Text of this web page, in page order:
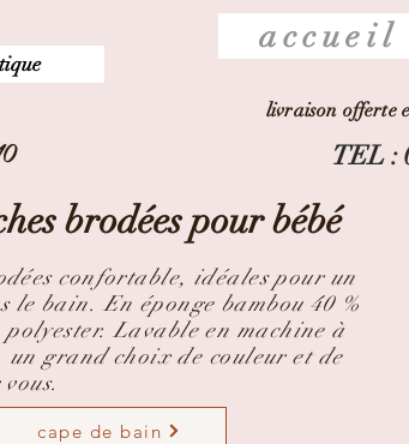
accueil
livraison offerte
TEL :
brodées pour bébé
confortable, idéales pour un
le bain. En éponge bambou 40 %
polyester. Lavable en machine à
grand choix de couleur et de
cape de bain